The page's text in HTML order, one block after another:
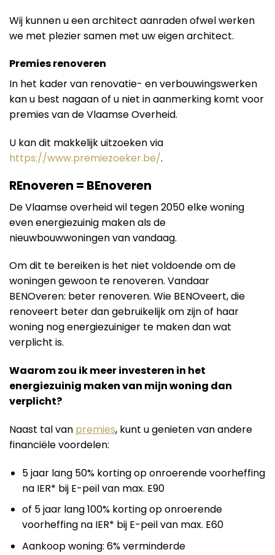
Wij kunnen u een architect aanraden ofwel werken
we met plezier samen met uw eigen architect.
Premies renoveren
In het kader van renovatie- en verbouwingswerken
kan u best nagaan of u niet in aanmerking komt voor
premies van de Vlaamse Overheid.
U kan dit makkelijk uitzoeken via
https://www.premiezoeker.be/.
REnoveren = BEnoveren
De Vlaamse overheid wil tegen 2050 elke woning
even energiezuinig maken als de
nieuwbouwwoningen van vandaag.
Om dit te bereiken is het niet voldoende om de
woningen gewoon te renoveren. Vandaar
BENOveren: beter renoveren. Wie BENOveert, die
renoveert beter dan gebruikelijk om zijn of haar
woning nog energiezuiniger te maken dan wat
verplicht is.
Waarom zou ik meer investeren in het
energiezuinig maken van mijn woning dan
verplicht?
Naast tal van premies, kunt u genieten van andere
financiële voordelen:
5 jaar lang 50% korting op onroerende voorheffing
na IER* bij E-peil van max. E90
of 5 jaar lang 100% korting op onroerende
voorheffing na IER* bij E-peil van max. E60
Aankoop woning: 6% verminderde